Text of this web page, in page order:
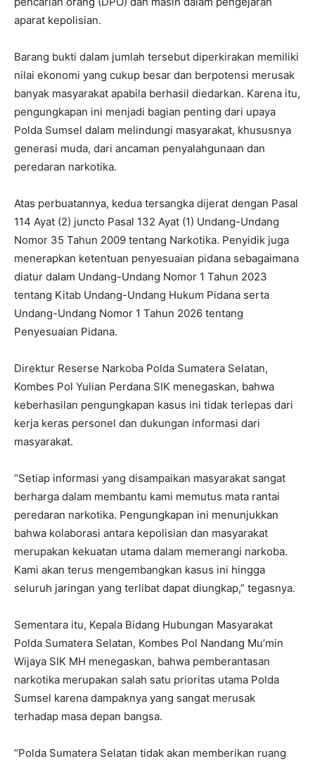
aparat kepolisian.
Barang bukti dalam jumlah tersebut diperkirakan memiliki
nilai ekonomi yang cukup besar dan berpotensi merusak
banyak masyarakat apabila berhasil diedarkan. Karena itu,
pengungkapan ini menjadi bagian penting dari upaya
Polda Sumsel dalam melindungi masyarakat, khususnya
generasi muda, dari ancaman penyalahgunaan dan
peredaran narkotika.
Atas perbuatannya, kedua tersangka dijerat dengan Pasal
114 Ayat (2) juncto Pasal 132 Ayat (1) Undang-Undang
Nomor 35 Tahun 2009 tentang Narkotika. Penyidik juga
menerapkan ketentuan penyesuaian pidana sebagaimana
diatur dalam Undang-Undang Nomor 1 Tahun 2023
tentang Kitab Undang-Undang Hukum Pidana serta
Undang-Undang Nomor 1 Tahun 2026 tentang
Penyesuaian Pidana.
Direktur Reserse Narkoba Polda Sumatera Selatan,
Kombes Pol Yulian Perdana SIK menegaskan, bahwa
keberhasilan pengungkapan kasus ini tidak terlepas dari
kerja keras personel dan dukungan informasi dari
masyarakat.
“Setiap informasi yang disampaikan masyarakat sangat
berharga dalam membantu kami memutus mata rantai
peredaran narkotika. Pengungkapan ini menunjukkan
bahwa kolaborasi antara kepolisian dan masyarakat
merupakan kekuatan utama dalam memerangi narkoba.
Kami akan terus mengembangkan kasus ini hingga
seluruh jaringan yang terlibat dapat diungkap,” tegasnya.
Sementara itu, Kepala Bidang Hubungan Masyarakat
Polda Sumatera Selatan, Kombes Pol Nandang Mu’min
Wijaya SIK MH menegaskan, bahwa pemberantasan
narkotika merupakan salah satu prioritas utama Polda
Sumsel karena dampaknya yang sangat merusak
terhadap masa depan bangsa.
“Polda Sumatera Selatan tidak akan memberikan ruang